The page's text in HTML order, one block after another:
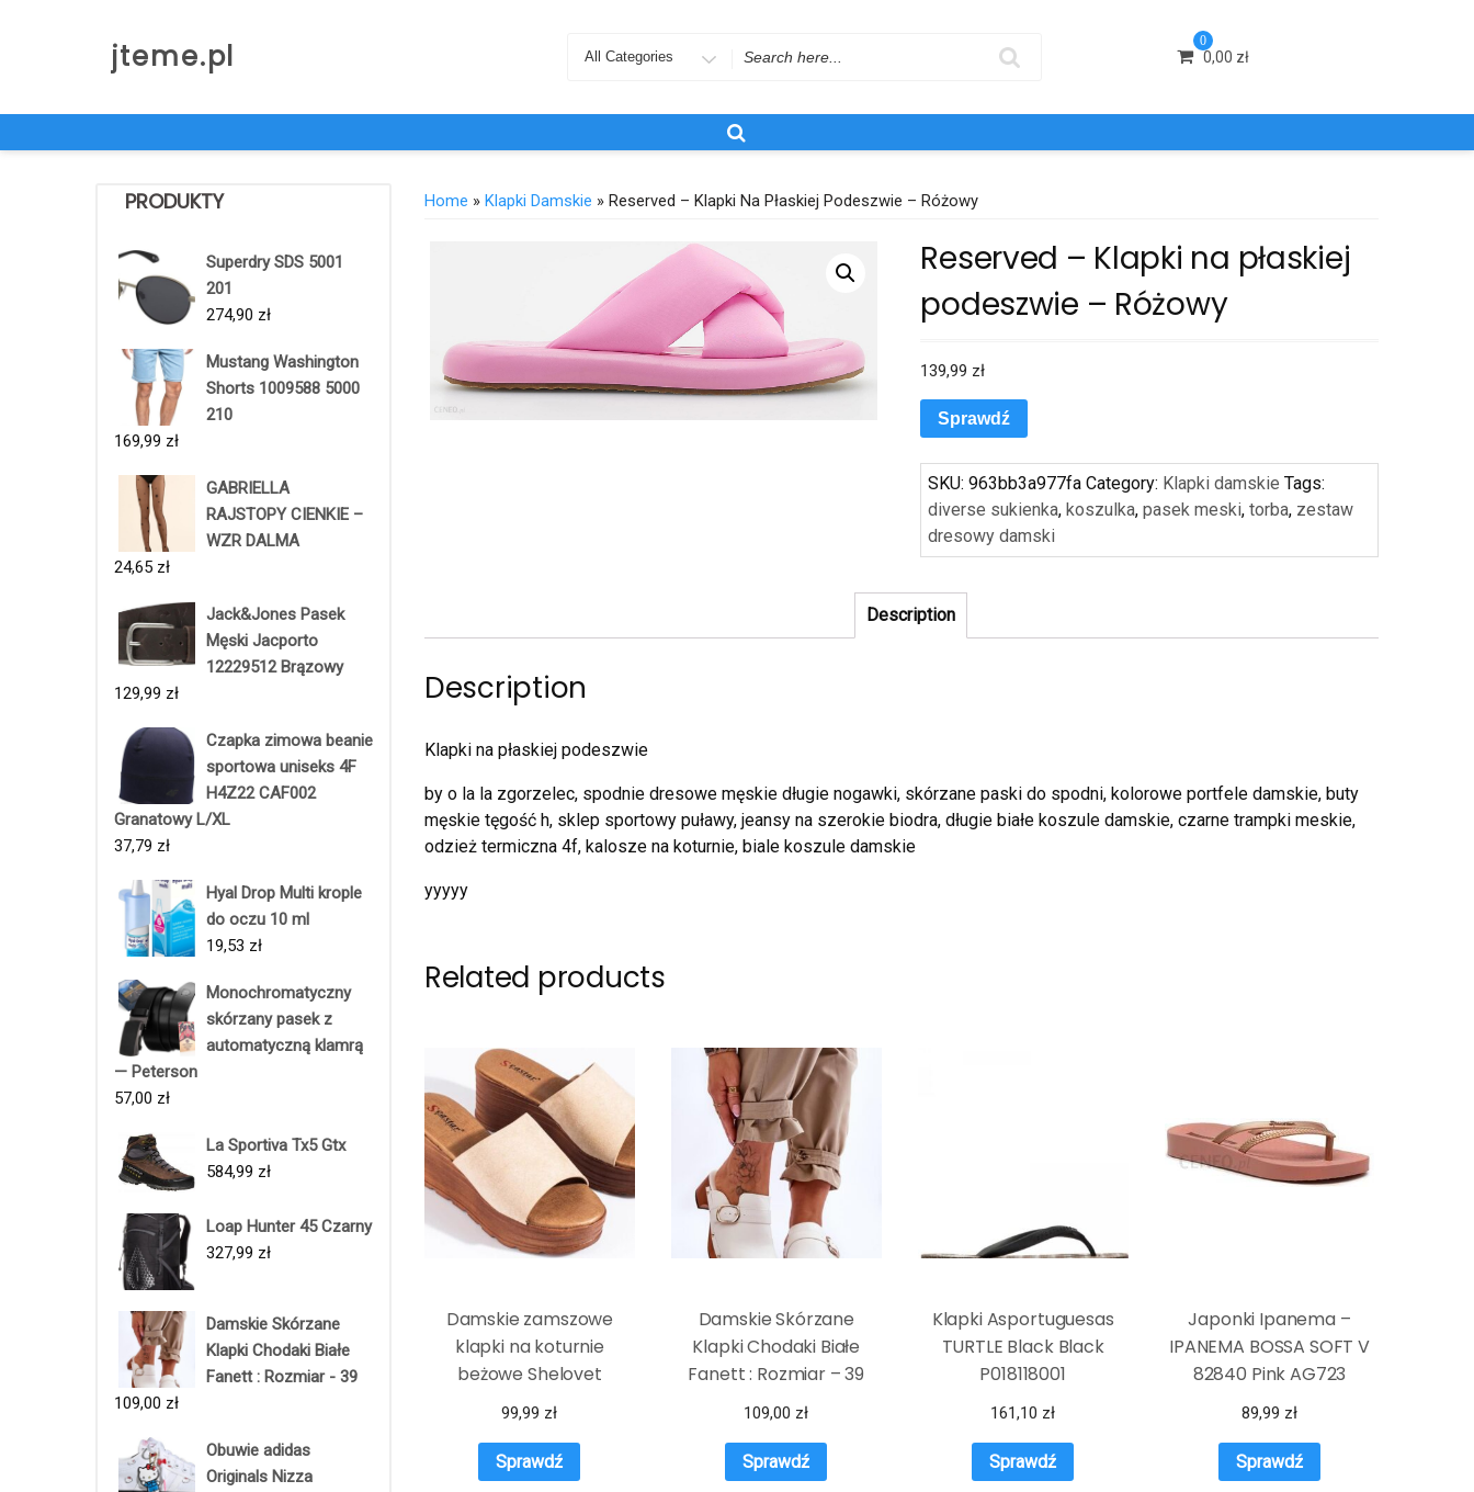
jteme.pl
Search
0
0,00 zł
PRODUKTY
Superdry SDS 5001
201
274,90 zł
Mustang Washington
Shorts 1009588 5000
210
169,99 zł
GABRIELLA
RAJSTOPY CIENKIE –
WZR DALMA
24,65 zł
Jack&Jones Pasek
Męski Jacporto
12229512 Brązowy
129,99 zł
Czapka zimowa beanie
sportowa uniseks 4F
H4Z22 CAF002
Granatowy L/XL
37,79 zł
Hyal Drop Multi krople
do oczu 10 ml
19,53 zł
Monochromatyczny
skórzany pasek z
automatyczną klamrą
— Peterson
57,00 zł
La Sportiva Tx5 Gtx
584,99 zł
Loap Hunter 45 Czarny
327,99 zł
Damskie Skórzane
Klapki Chodaki Białe
Fanett : Rozmiar - 39
109,00 zł
Obuwie adidas
Originals Nizza
Home » Klapki Damskie » Reserved – Klapki Na Płaskiej Podeszwie – Różowy
Reserved – Klapki na płaskiej
podeszwie – Różowy
139,99 zł
Sprawdź
SKU:963bb3a977fa Category: Klapki damskie Tags:
diverse sukienka,koszulka,pasek meski,torba, zestaw
dresowy damski
Description
Description
Klapki na płaskiej podeszwie
by o la la zgorzelec, spodnie dresowe męskie długie nogawki, skórzane paski do spodni, kolorowe portfele damskie, buty
męskie tęgość h, sklep sportowy puławy, jeansy na szerokie biodra, długie białe koszule damskie, czarne trampki meskie,
odzież termiczna 4f, kalosze na koturnie, biale koszule damskie
yyyyy
Related products
Damskie zamszowe
klapki na koturnie
beżowe Shelovet
99,99 zł
Sprawdź
Damskie Skórzane
Klapki Chodaki Białe
Fanett : Rozmiar – 39
109,00 zł
Sprawdź
Klapki Asportuguesas
TURTLE Black Black
P018118001
161,10 zł
Sprawdź
Japonki Ipanema –
IPANEMA BOSSA SOFT V
82840 Pink AG723
89,99 zł
Sprawdź